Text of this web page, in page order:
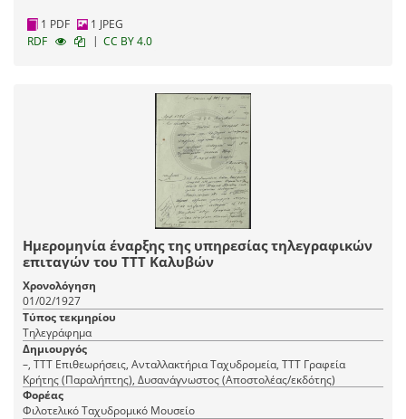
1 PDF
1 JPEG
RDF
| CC BY 4.0
Ημερομηνία έναρξης της υπηρεσίας τηλεγραφικών
επιταγών του ΤΤΤ Καλυβών
Χρονολόγηση
01/02/1927
Τύπος τεκμηρίου
Τηλεγράφημα
Δημιουργός
–, ΤΤΤ Επιθεωρήσεις, Ανταλλακτήρια Ταχυδρομεία, ΤΤΤ Γραφεία
Κρήτης (Παραλήπτης), Δυσανάγνωστος (Αποστολέας/εκδότης)
Φορέας
Φιλοτελικό Ταχυδρομικό Μουσείο